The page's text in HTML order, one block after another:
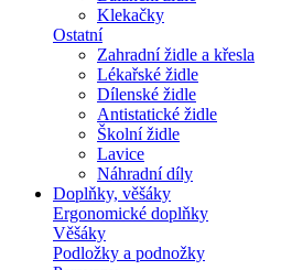
Klekačky
Ostatní
Zahradní židle a křesla
Lékařské židle
Dílenské židle
Antistatické židle
Školní židle
Lavice
Náhradní díly
Doplňky, věšáky
Ergonomické doplňky
Věšáky
Podložky a podnožky